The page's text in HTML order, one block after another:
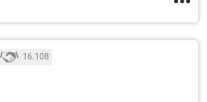
16.108